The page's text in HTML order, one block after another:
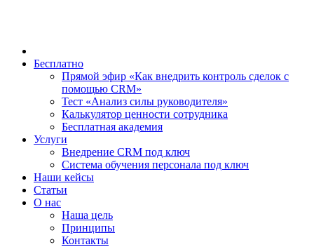
Бесплатно
Прямой эфир «Как внедрить контроль сделок с
помощью CRM»
Тест «Анализ силы руководителя»
Калькулятор ценности сотрудника
Бесплатная академия
Услуги
Внедрение CRM под ключ
Система обучения персонала под ключ
Наши кейсы
Статьи
О нас
Наша цель
Принципы
Контакты